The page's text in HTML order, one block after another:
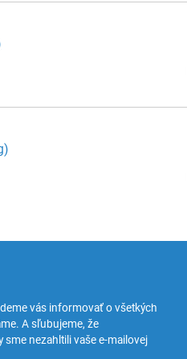
vás informovať o všetkých
A sľubujeme, že
nezahltili vaše e-mailovej